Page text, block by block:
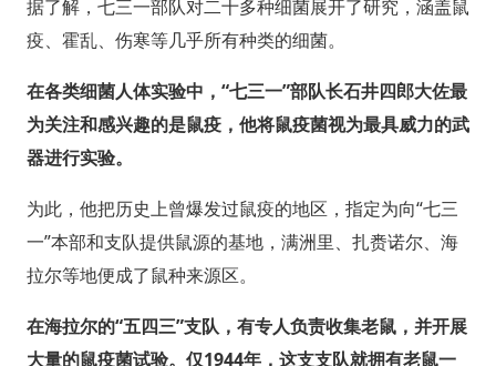
据了解，七三一部队对二十多种细菌展开了研究，涵盖鼠
疫、霍乱、伤寒等几乎所有种类的细菌。
在各类细菌人体实验中，“七三一”部队长石井四郎大佐最
为关注和感兴趣的是鼠疫，他将鼠疫菌视为最具威力的武
器进行实验。
为此，他把历史上曾爆发过鼠疫的地区，指定为向“七三
一”本部和支队提供鼠源的基地，满洲里、扎赉诺尔、海
拉尔等地便成了鼠种来源区。
在海拉尔的“五四三”支队，有专人负责收集老鼠，并开展
大量的鼠疫菌试验。仅1944年，这支支队就拥有老鼠一